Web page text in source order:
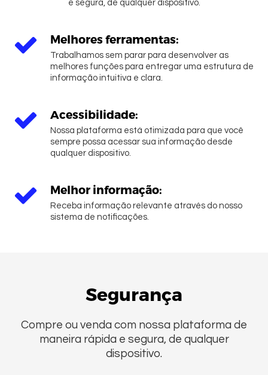
Entrar
e segura, de qualquer dispositivo.
Melhores ferramentas:
Trabalhamos sem parar para desenvolver as
melhores funções para entregar uma estrutura de
informação intuitiva e clara.
Acessibilidade:
Nossa plataforma está otimizada para que você
sempre possa acessar sua informação desde
qualquer dispositivo.
Melhor informação:
Receba informação relevante através do nosso
sistema de notificações.
Segurança
Compre ou venda com nossa plataforma de
maneira rápida e segura, de qualquer
dispositivo.